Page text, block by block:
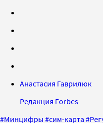
Анастасия Гаврилюк
Редакция Forbes
#Минцифры #сим-карта #